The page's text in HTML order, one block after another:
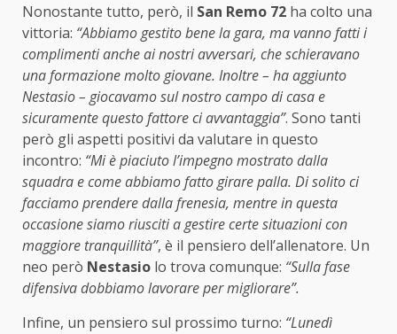
Nonostante tutto, però, il San Remo 72 ha colto una
vittoria: “Abbiamo gestito bene la gara, ma vanno fatti i
complimenti anche ai nostri avversari, che schieravano
una formazione molto giovane. Inoltre – ha aggiunto
Nestasio – giocavamo sul nostro campo di casa e
sicuramente questo fattore ci avvantaggia”. Sono tanti
però gli aspetti positivi da valutare in questo
incontro: “Mi è piaciuto l’impegno mostrato dalla
squadra e come abbiamo fatto girare palla. Di solito ci
facciamo prendere dalla frenesia, mentre in questa
occasione siamo riusciti a gestire certe situazioni con
maggiore tranquillità”, è il pensiero dell’allenatore. Un
neo però Nestasio lo trova comunque: “Sulla fase
difensiva dobbiamo lavorare per migliorare”.
Infine, un pensiero sul prossimo turno: “Lunedì